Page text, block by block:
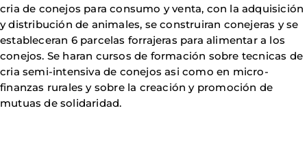
cria de conejos para consumo y venta, con la adquisición
y distribución de animales, se construiran conejeras y se
estableceran 6 parcelas forrajeras para alimentar a los
conejos. Se haran cursos de formación sobre tecnicas de
cria semi-intensiva de conejos asi como en micro-
finanzas rurales y sobre la creación y promoción de
mutuas de solidaridad.